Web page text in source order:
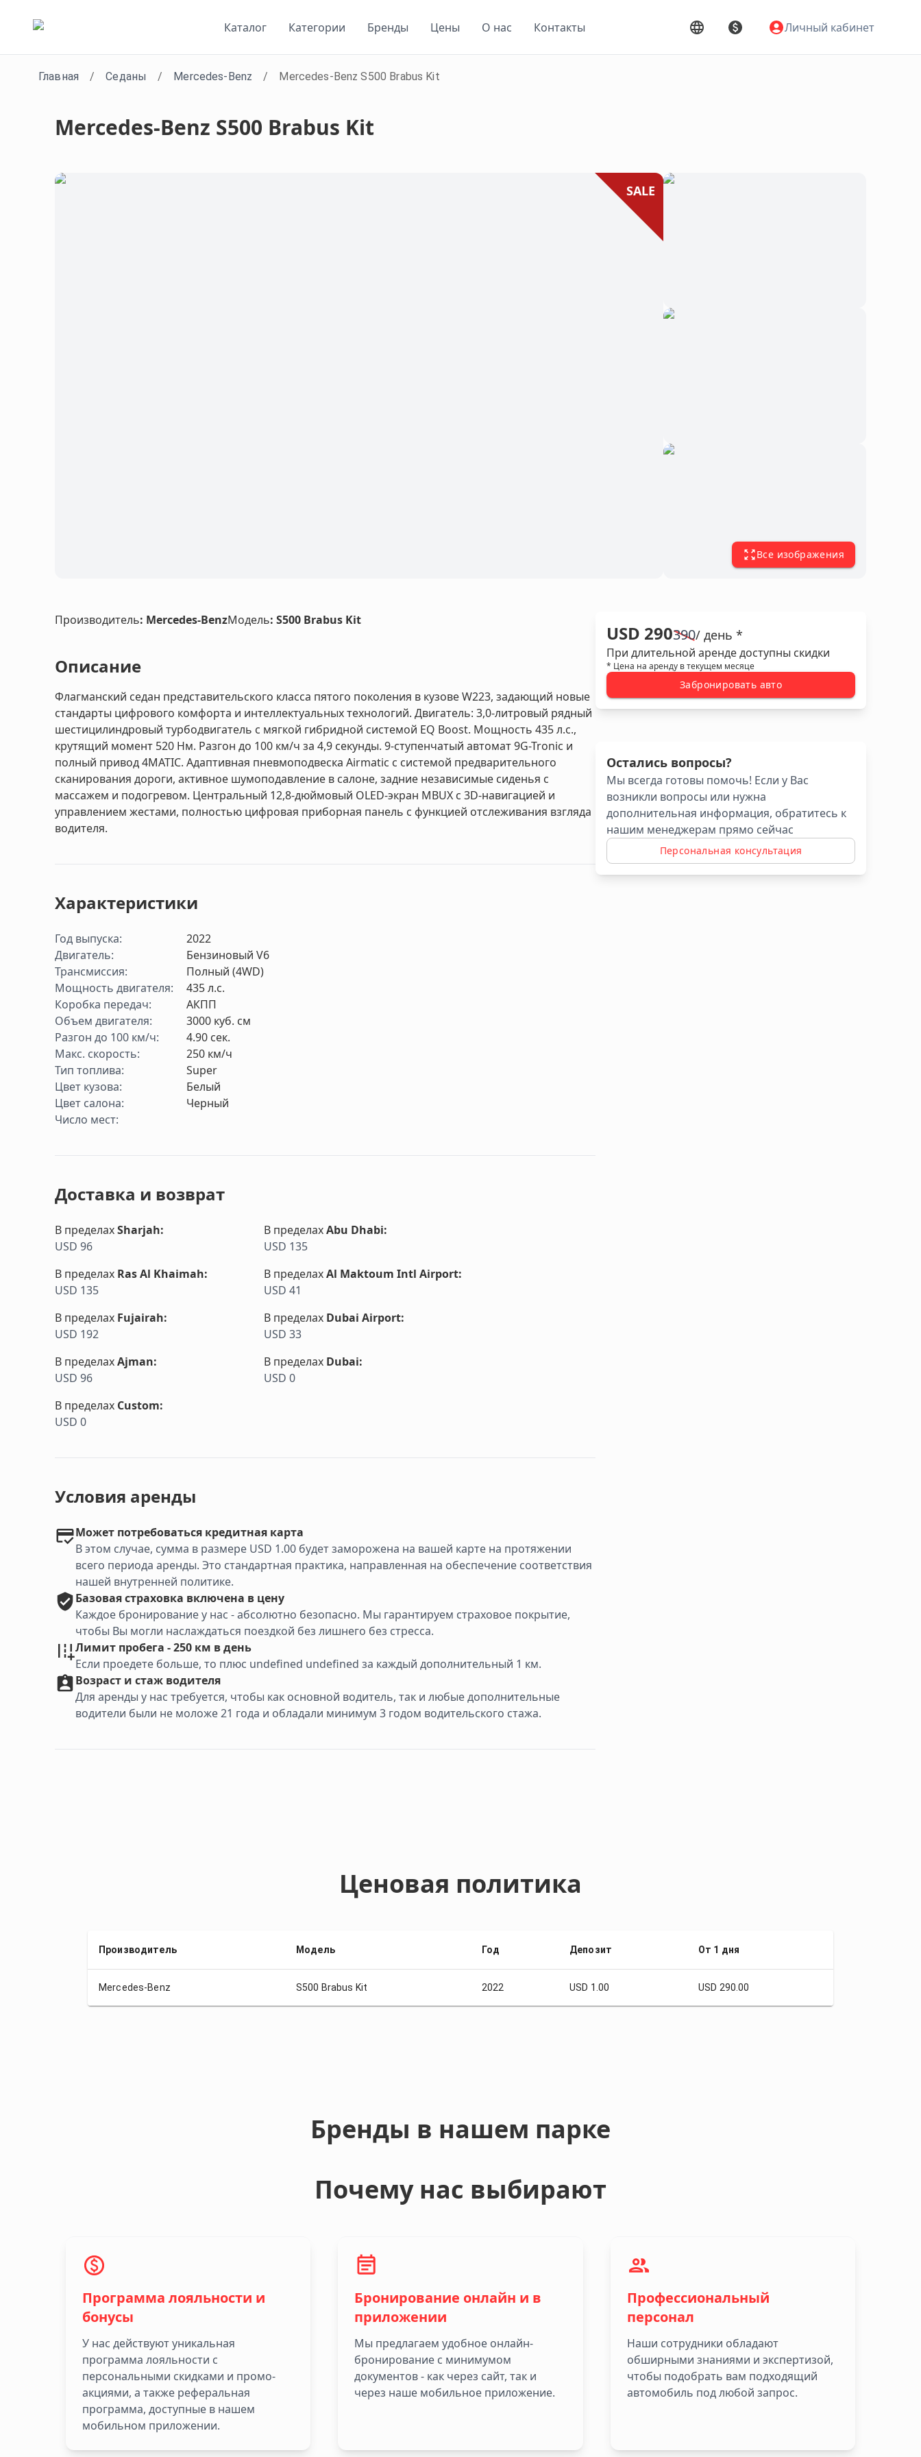
Каталог Категории Бренды Цены О нас Контакты Личный кабинет
Главная / Седаны / Mercedes-Benz / Mercedes-Benz S500 Brabus Kit
Mercedes-Benz S500 Brabus Kit
SALE
Все изображения
Производитель: Mercedes-BenzМодель: S500 Brabus Kit
Описание
Флагманский седан представительского класса пятого поколения в кузове W223, задающий новые
стандарты цифрового комфорта и интеллектуальных технологий. Двигатель: 3,0-литровый рядный
шестицилиндровый турбодвигатель с мягкой гибридной системой EQ Boost. Мощность 435 л.с.,
крутящий момент 520 Нм. Разгон до 100 км/ч за 4,9 секунды. 9-ступенчатый автомат 9G-Tronic и
полный привод 4MATIC. Адаптивная пневмоподвеска Airmatic с системой предварительного
сканирования дороги, активное шумоподавление в салоне, задние независимые сиденья с
массажем и подогревом. Центральный 12,8-дюймовый OLED-экран MBUX с 3D-навигацией и
управлением жестами, полностью цифровая приборная панель с функцией отслеживания взгляда
водителя.
Характеристики
Год выпуска:
2022
Двигатель:
Бензиновый V6
Трансмиссия:
Полный (4WD)
Мощность двигателя: 435л.с.
Коробка передач:
АКПП
Объем двигателя: 3000 куб. см
Разгон до 100 км/ч: 4.90 cек.
Макс. скорость: 250 км/ч
Тип топлива:
Super
Цвет кузова:
Белый
Цвет салона:
Черный
Число мест:
Доставка и возврат
В пределахSharjah:
USD 96
В пределахAbu Dhabi:
USD 135
В пределах Ras Al Khaimah:
USD 135
В пределахAl Maktoum Intl Airport:
USD 41
В пределах Fujairah:
USD 192
В пределах Dubai Airport:
USD 33
В пределахAjman:
USD 96
В пределах Dubai:
USD 0
В пределах Custom:
USD 0
Условия аренды
Может потребоваться кредитная карта
В этом случае, сумма в размере USD 1.00 будет заморожена на вашей карте на протяжении
всего периода аренды. Это стандартная практика, направленная на обеспечение соответствия
нашей внутренней политике.
Базоваястраховка включена в цену
Каждое бронирование у нас - абсолютно безопасно. Мы гарантируем страховое покрытие,
чтобы Вы могли наслаждаться поездкой без лишнего без стресса.
Лимит пробега - 250 км в день
Если проедете больше, то плюс undefined undefined за каждый дополнительный 1 км.
Возраст и стаж водителя
Для аренды у нас требуется, чтобы как основной водитель, так и любые дополнительные
водители были не моложе 21 года и обладали минимум 3 годом водительского стажа.
USD 290390/ день *
При длительной аренде доступны скидки
* Цена на аренду в текущем месяце
Забронировать авто
Остались вопросы?
Мы всегда готовы помочь! Если у Вас
возникли вопросы или нужна
дополнительная информация, обратитесь к
нашим менеджерам прямо сейчас
Персональная консультация
Ценовая политика
Производитель Модель Год Депозит От 1 дня
Mercedes-Benz S500 Brabus Kit 2022 USD 1.00 USD 290.00
Бренды в нашем парке
Почему нас выбирают
Программа лояльности и
бонусы
У нас действуют уникальная
программа лояльности с
персональными скидками и промо-
акциями, а также реферальная
программа, доступные в нашем
мобильном приложении.
Бронирование онлайн и в
приложении
Мы предлагаем удобное онлайн-
бронирование с минимумом
документов - как через сайт, так и
через наше мобильное приложение.
Профессиональный
персонал
Наши сотрудники обладают
обширными знаниями и экспертизой,
чтобы подобрать вам подходящий
автомобиль под любой запрос.